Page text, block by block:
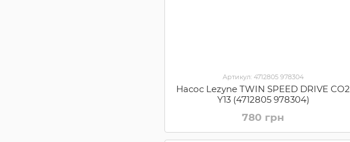
Артикул: 4712805 978304
Насос Lezyne TWIN SPEED DRIVE CO2
Y13 (4712805 978304)
780 грн